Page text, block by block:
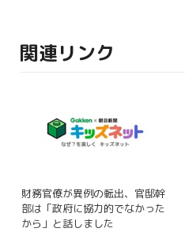
関連リンク
財務官僚が異例の転出、官邸幹
部は「政府に協力的でなかった
から」と話しました